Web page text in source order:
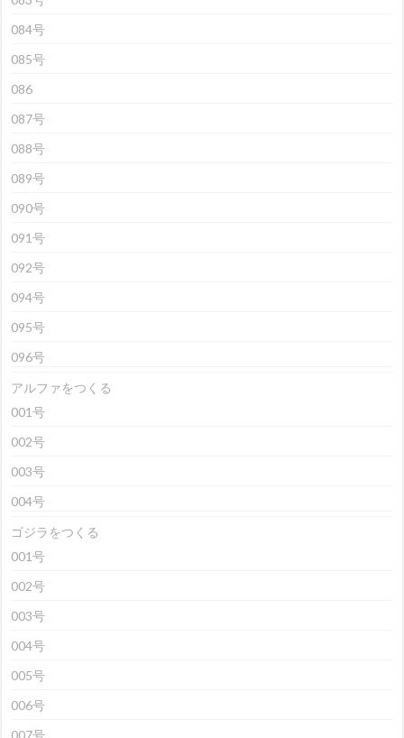
084号
085号
086
087号
088号
089号
090号
091号
092号
094号
095号
096号
アルファをつくる
001号
002号
003号
004号
ゴジラをつくる
001号
002号
003号
004号
005号
006号